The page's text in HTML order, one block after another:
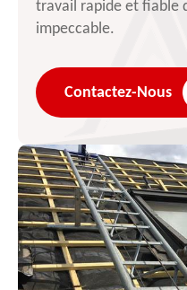
travail rapide et fiable
impeccable.
Contactez-Nous